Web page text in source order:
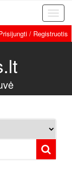
/ Registruotis